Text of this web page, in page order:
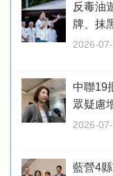
反毒油
牌、抹
2026-
中聯19
眾疑慮
2026-
藍營4